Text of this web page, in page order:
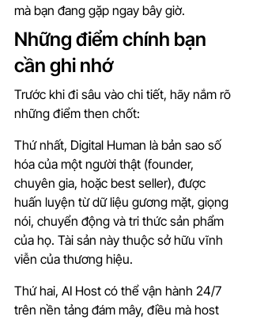
mà bạn đang gặp ngay bây giờ.
Những điểm chính bạn
cần ghi nhớ
Trước khi đi sâu vào chi tiết, hãy nắm rõ
những điểm then chốt:
Thứ nhất, Digital Human là bản sao số
hóa của một người thật (founder,
chuyên gia, hoặc best seller), được
huấn luyện từ dữ liệu gương mặt, giọng
nói, chuyển động và tri thức sản phẩm
của họ. Tài sản này thuộc sở hữu vĩnh
viễn của thương hiệu.
Thứ hai, AI Host có thể vận hành 24/7
trên nền tảng đám mây, điều mà host